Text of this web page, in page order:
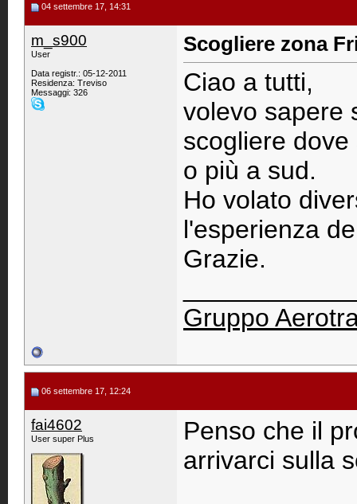
04 settembre 17, 14:31
m_s900
User
Data registr.: 05-12-2011
Residenza: Treviso
Messaggi: 326
Scogliere zona
Ciao a tutti,
volevo sapere
scogliere
o più a sud.
Ho volato
l'esperienza
Grazie.
Gruppo
06 settembre 17, 12:24
fai4602
User super Plus
Penso che il
arrivarci sulla